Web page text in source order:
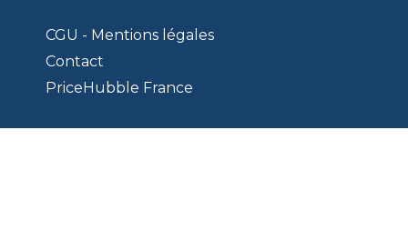
CGU - Mentions légales
Contact
PriceHubble France